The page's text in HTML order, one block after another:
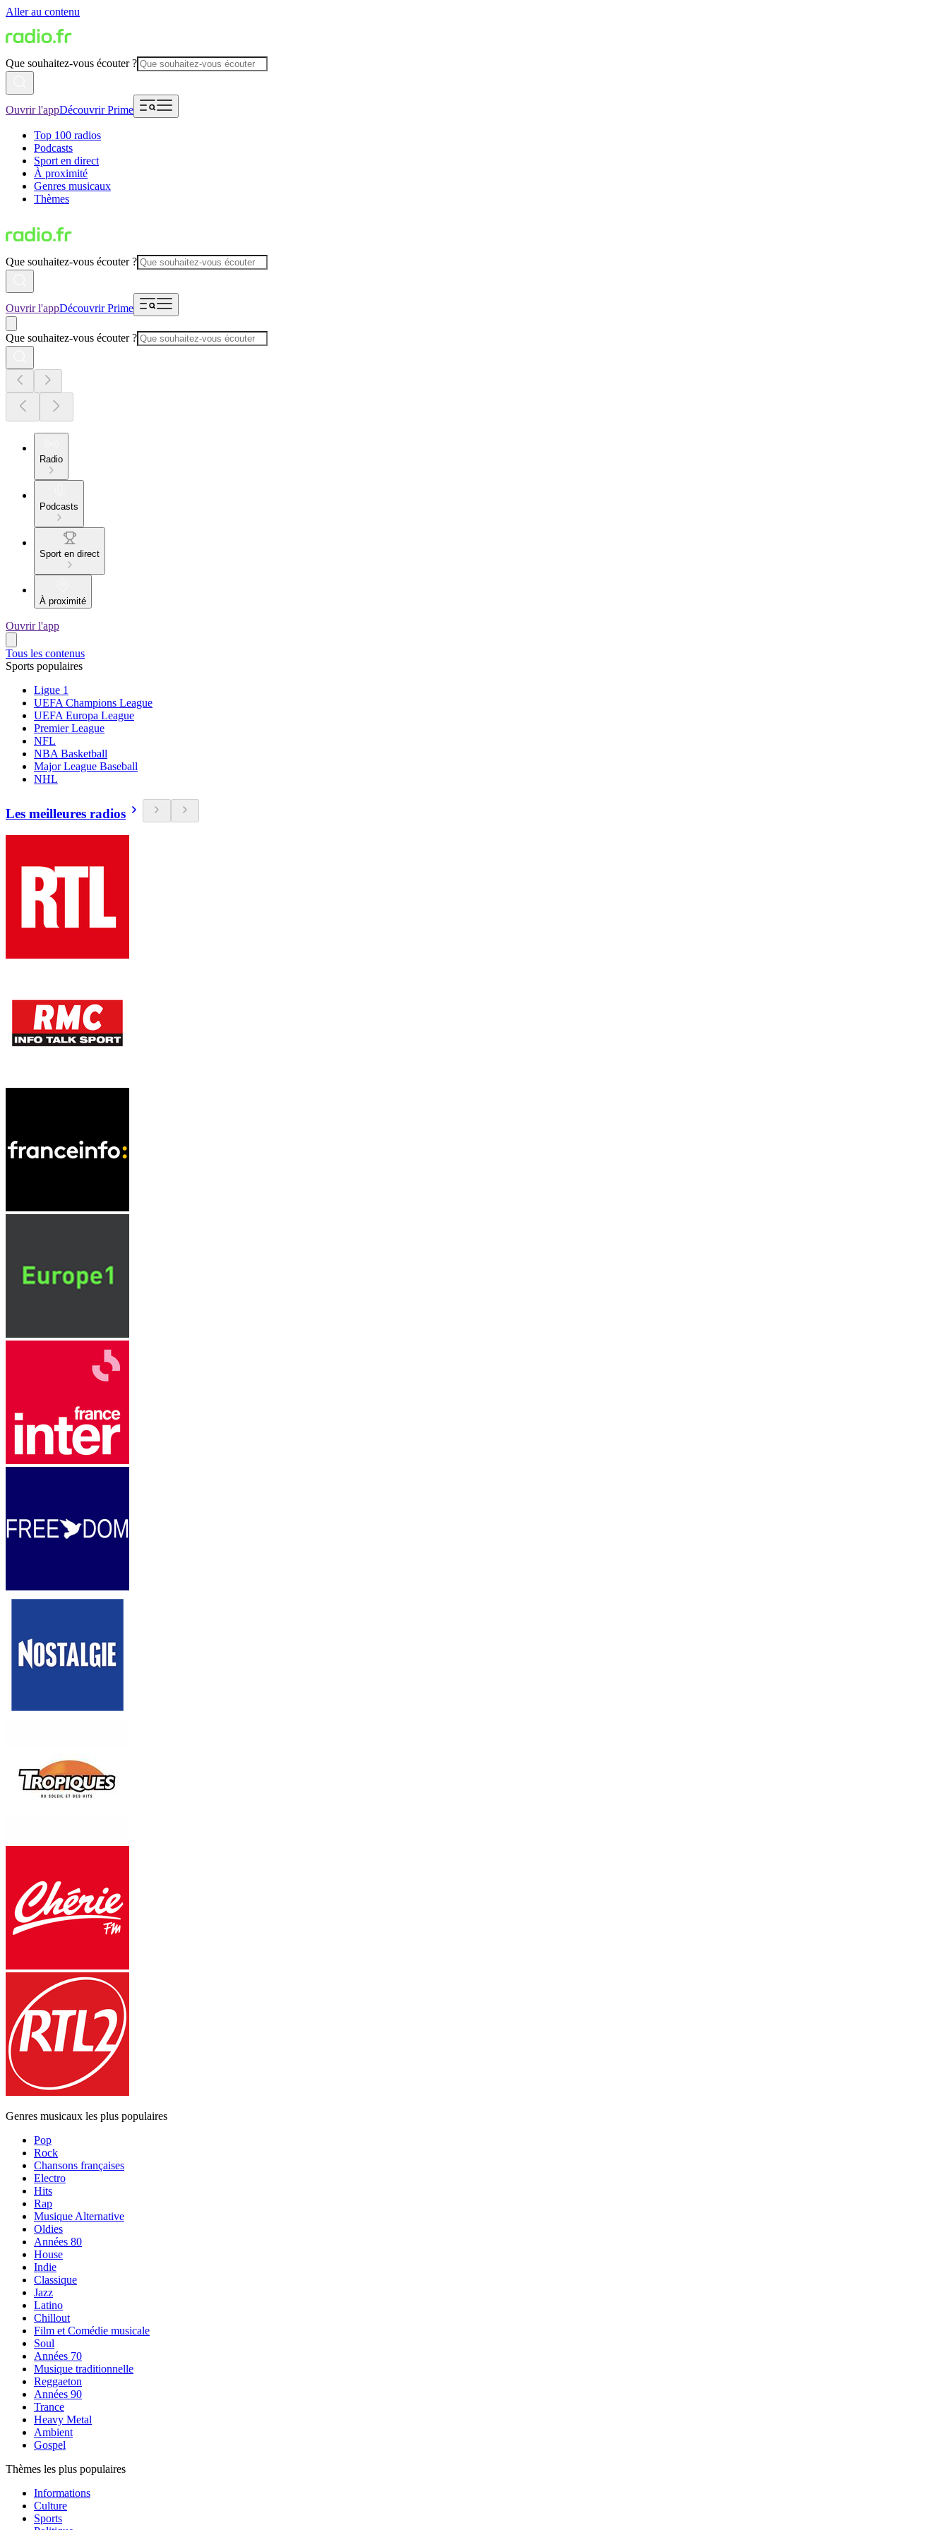
Aller au contenu
Que souhaitez-vous écouter ?
Ouvrir l'appDécouvrir Prime
Top 100 radios
Podcasts
Sport en direct
À proximité
Genres musicaux
Thèmes
Que souhaitez-vous écouter ?
Ouvrir l'appDécouvrir Prime
Que souhaitez-vous écouter ?
Radio
Podcasts
Sport en direct
À proximité
Ouvrir l'app
Tous les contenus
Sports populaires
Ligue 1
UEFA Champions League
UEFA Europa League
Premier League
NFL
NBA Basketball
Major League Baseball
NHL
Les meilleures radios
Genres musicaux les plus populaires
Pop
Rock
Chansons françaises
Electro
Hits
Rap
Musique Alternative
Oldies
Années 80
House
Indie
Classique
Jazz
Latino
Chillout
Film et Comédie musicale
Soul
Années 70
Musique traditionnelle
Reggaeton
Années 90
Trance
Heavy Metal
Ambient
Gospel
Thèmes les plus populaires
Informations
Culture
Sports